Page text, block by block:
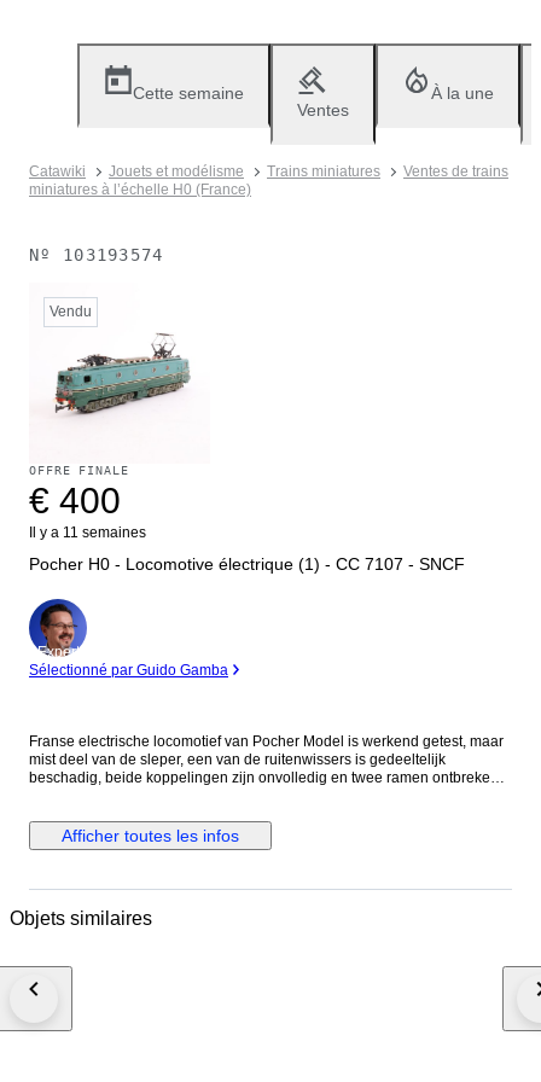
Cette semaine
Ventes
À la une
Catawiki Jouets et modélisme Trains miniatures
Ventes de trains
miniatures à l’échelle H0 (France)
Nº 103193574
Vendu
OFFRE FINALE
€ 400
Il y a 11 semaines
Pocher H0 - Locomotive électrique (1) - CC 7107 - SNCF
Expert
Sélectionné par Guido Gamba
Franse electrische locomotief van Pocher Model is werkend getest, maar
mist deel van de sleper, een van de ruitenwissers is gedeeltelijk
beschadig, beide koppelingen zijn onvolledig en twee ramen ontbreken.
Afficher toutes les infos
Objets similaires